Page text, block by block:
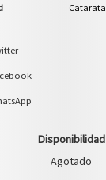
Catarata
Disponibilidad
Agotado